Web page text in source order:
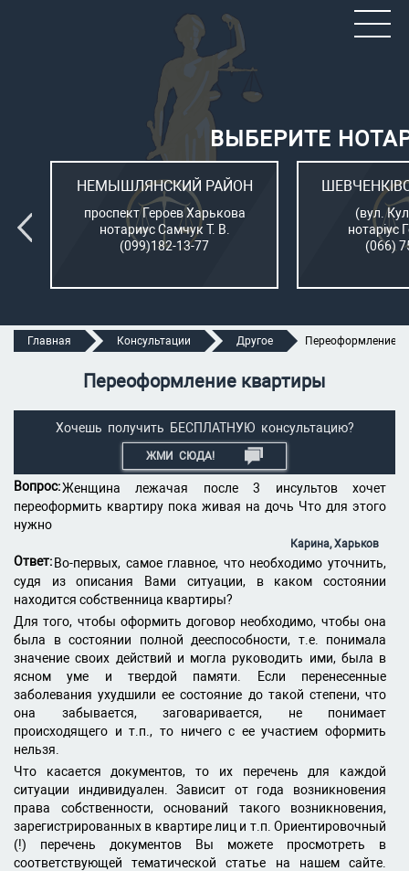
ВЫБЕРИТЕ
НЕМЫШЛЯНСКИЙ РАЙОН
проспект Героев Харькова
нотариус Самчук Т. В.
(099)182-13-77
(вул.
нотаріус
(066)
Главная Консультации Другое Переоформление
Переоформление квартиры
Хочешь получить БЕСПЛАТНУЮ консультацию?
ЖМИ СЮДА!
Вопрос:Женщина лежачая после 3 инсультов хочет
переоформить квартиру пока живая на дочь Что для этого
нужно
Карина, Харьков
Ответ: Во-первых, самое главное, что необходимо уточнить,
судя из описания Вами ситуации, в каком состоянии
находится собственница квартиры?
Для того, чтобы оформить договор необходимо, чтобы она
была в состоянии полной дееспособности, т.е. понимала
значение своих действий и могла руководить ими, была в
ясном уме и твердой памяти. Если перенесенные
заболевания ухудшили ее состояние до такой степени, что
она забывается, заговаривается, не понимает
происходящего и т.п., то ничего с ее участием оформить
нельзя.
Что касается документов, то их перечень для каждой
ситуации индивидуален. Зависит от года возникновения
права собственности, оснований такого возникновения,
зарегистрированных в квартире лиц и т.п. Ориентировочный
(!) перечень документов Вы можете просмотреть в
соответствующей тематической статье на нашем сайте.